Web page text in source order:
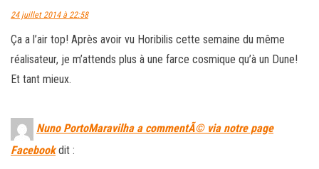
24 juillet 2014 à 22:58
Ça a l’air top! Après avoir vu Horibilis cette semaine du même
réalisateur, je m’attends plus à une farce cosmique qu’à un Dune!
Et tant mieux.
Nuno PortoMaravilha a commentÃ© via notre page
Facebook dit :